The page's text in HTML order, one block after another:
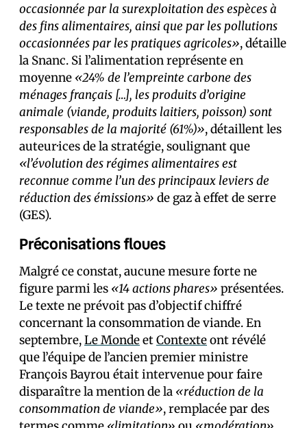
occasionnée par la surexploitation des espèces à
des fins alimentaires, ainsi que par les pollutions
occasionnées par les pratiques agricoles», détaille
la Snanc. Si l’alimentation représente en
moyenne «24% de l’empreinte carbone des
ménages français […], les produits d’origine
animale (viande, produits laitiers, poisson) sont
responsables de la majorité (61%)», détaillent les
auteur·ices de la stratégie, soulignant que
«l’évolution des régimes alimentaires est
reconnue comme l’un des principaux leviers de
réduction des émissions» de gaz à effet de serre
(GES).
Préconisations floues
Malgré ce constat, aucune mesure forte ne
figure parmi les «14 actions phares» présentées.
Le texte ne prévoit pas d’objectif chiffré
concernant la consommation de viande. En
septembre,Le MondeetContexteont révélé
que l’équipe de l’ancien premier ministre
François Bayrou était intervenue pour faire
disparaître la mention de la «réduction de la
consommation de viande», remplacée par des